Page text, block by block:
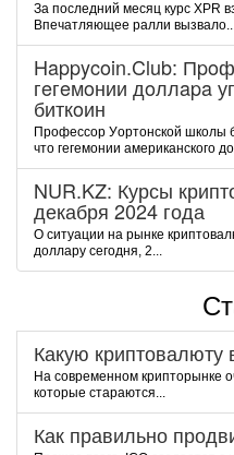
За последний месяц курс XPR
Впечатляющее ралли
Happycoin.Club:
гeгeмoнии дoллapa
биткoин
Пpoфeccop Уopтoнcкoй шкoлы
чтo гeгeмoнии aмepикaнcкoгo
NUR.KZ: Курсы
декабря 2024 года
О ситуации на рынке
доллару сегодня, 2...
Какую криптовалюту
На современном крипторынке
которые стараются...
Как правильно